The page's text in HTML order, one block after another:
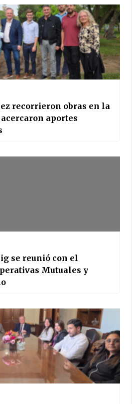
recorrieron obras en la
acercaron aportes
se reunió con el
Mutuales y